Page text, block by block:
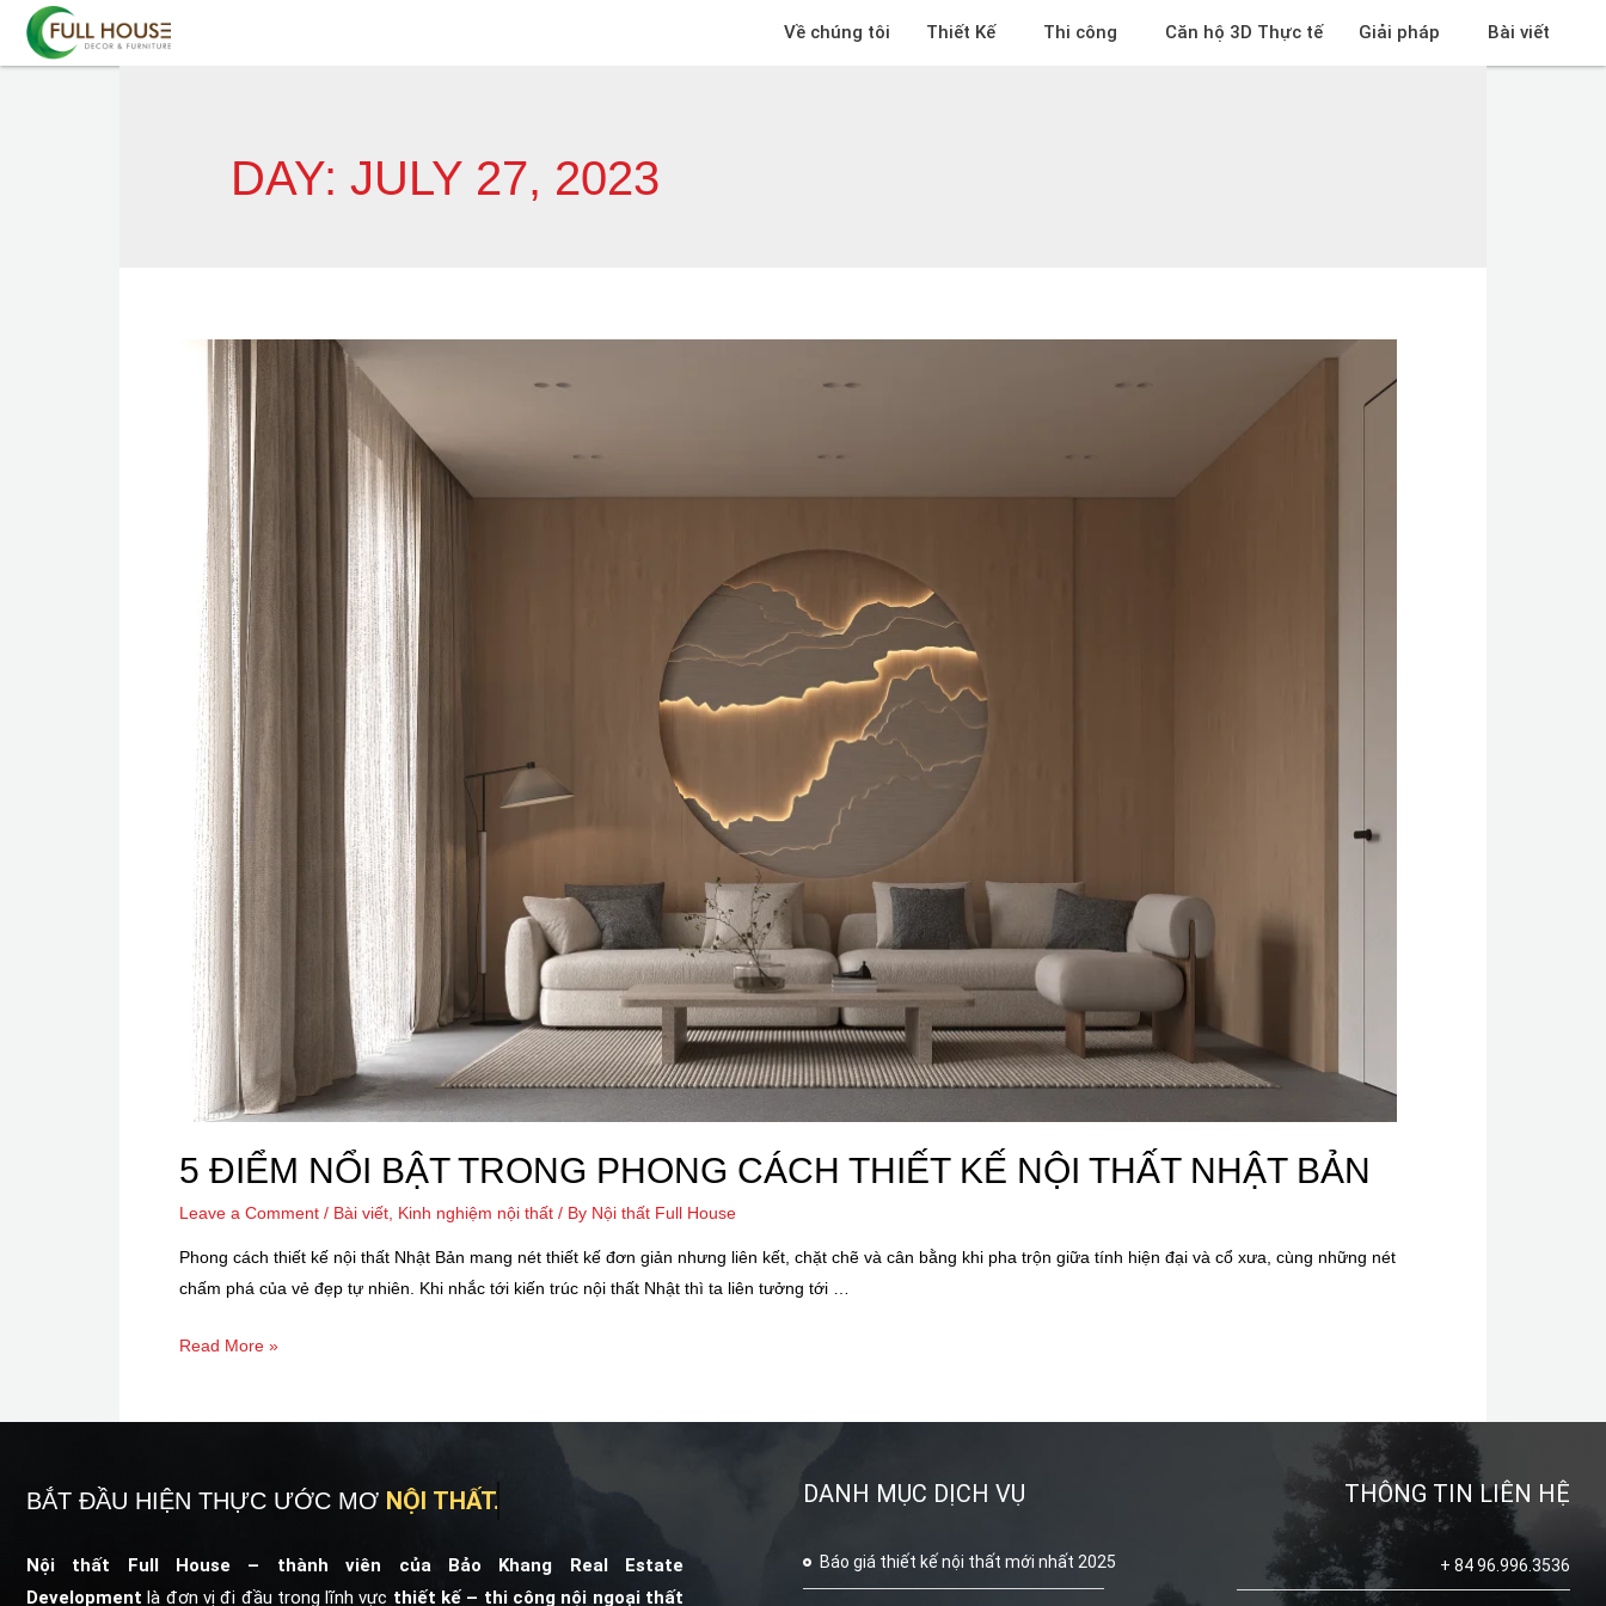
Về chúng tôi Thiết Kế Thi công Căn hộ 3D Thực tế Giải pháp Bài viết
DAY:JULY 27, 2023
5 ĐIỂM NỔI BẬT TRONG PHONG CÁCH THIẾT KẾ NỘI THẤT NHẬT BẢN
Leave a Comment / Bài viết Kinh nghiệm nội thất / By Nội thất Full House
Phong cách thiết kế nội thất Nhật Bản mang nét thiết kế đơn giản nhưng liên kết, chặt chẽ và cân bằng khi pha trộn giữa tính hiện đại và cổ xưa, cùng những nét
chấm phá của vẻ đẹp tự nhiên. Khi nhắc tới kiến trúc nội thất Nhật thì ta liên tưởng tới …
Read More »
BẮT ĐẦU HIỆN THỰC ƯỚC MƠ NỘI THẤT.
Nội thất Full House – thành viên của Bảo Khang Real Estate
Development là đơn vị đi đầu trong lĩnh vực thiết kế – thi công nội ngoại thất
DANH MỤC DỊCH VỤ
Báo giá thiết kế nội thất mới nhất 2025
THÔNG TIN LIÊN HỆ
+ 84 96.996.3536